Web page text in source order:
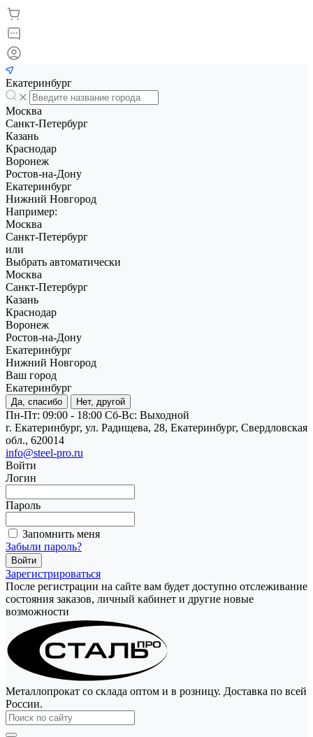
Екатеринбург
Москва
Санкт-Петербург
Казань
Краснодар
Воронеж
Ростов-на-Дону
Екатеринбург
Нижний Новгород
Например:
Москва
Санкт-Петербург
или
Выбрать автоматически
Москва
Санкт-Петербург
Казань
Краснодар
Воронеж
Ростов-на-Дону
Екатеринбург
Нижний Новгород
Ваш город
Екатеринбург
Да, спасибо Нет, другой
Пн-Пт: 09:00 - 18:00 Cб-Вс: Выходной
г. Екатеринбург, ул. Радищева, 28, Екатеринбург, Свердловская
обл., 620014
info@steel-pro.ru
Войти
Логин
Пароль
Запомнить меня
Забыли пароль?
Зарегистрироваться
После регистрации на сайте вам будет доступно отслеживание
состояния заказов, личный кабинет и другие новые
возможности
Металлопрокат со склада оптом и в розницу. Доставка по всей
России.